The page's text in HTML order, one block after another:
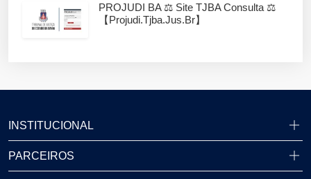
PROJUDI BA ⚖️ Site TJBA Consulta ⚖️
【projudi.tjba.jus.br】
INSTITUCIONAL
PARCEIROS